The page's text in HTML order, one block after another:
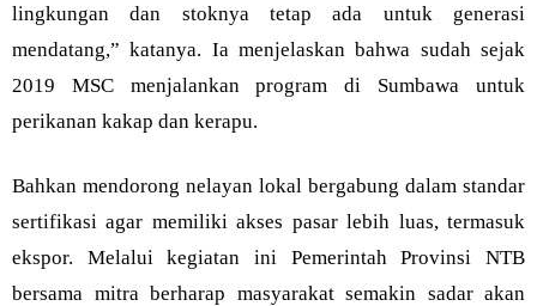
lingkungan dan stoknya tetap ada untuk generasi
mendatang,” katanya. Ia menjelaskan bahwa sudah sejak
2019 MSC menjalankan program di Sumbawa untuk
perikanan kakap dan kerapu.
Bahkan mendorong nelayan lokal bergabung dalam standar
sertifikasi agar memiliki akses pasar lebih luas, termasuk
ekspor. Melalui kegiatan ini Pemerintah Provinsi NTB
bersama mitra berharap masyarakat semakin sadar akan